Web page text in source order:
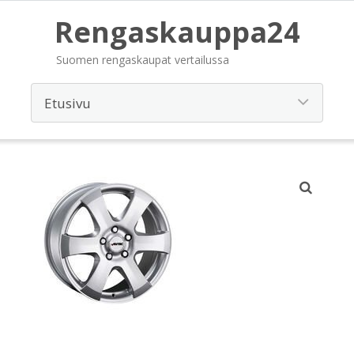
Rengaskauppa24
Suomen rengaskaupat vertailussa